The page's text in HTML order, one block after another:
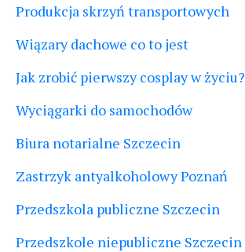
Produkcja skrzyń transportowych
Wiązary dachowe co to jest
Jak zrobić pierwszy cosplay w życiu?
Wyciągarki do samochodów
Biura notarialne Szczecin
Zastrzyk antyalkoholowy Poznań
Przedszkola publiczne Szczecin
Przedszkole niepubliczne Szczecin